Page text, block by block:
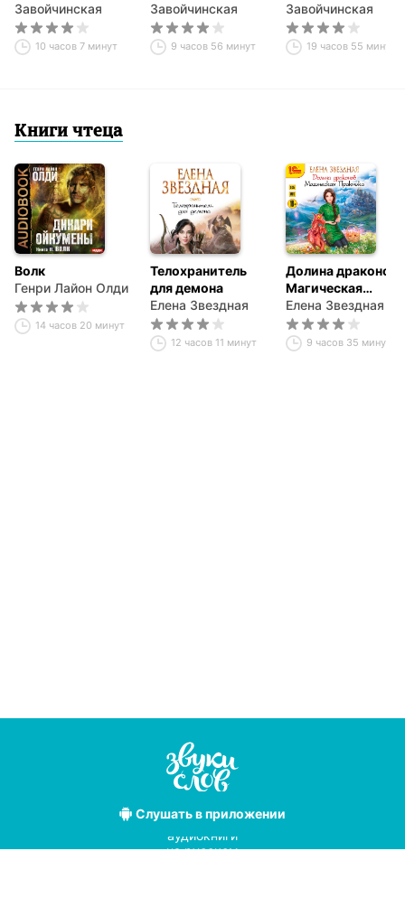
Завойчинская
10 часов 7 минут
Завойчинская
9 часов 56 минут
Завойчинская
19 часов 55 минут
Книги чтеца
Волк
Генри Лайон Олди
14 часов 20 минут
Телохранитель
для демона
Елена Звездная
12 часов 11 минут
Долина драконов.
Магическая
Практика
Елена Звездная
9 часов 35 минут
Слушатьв приложении
Лучшие
аудиокниги
на русском